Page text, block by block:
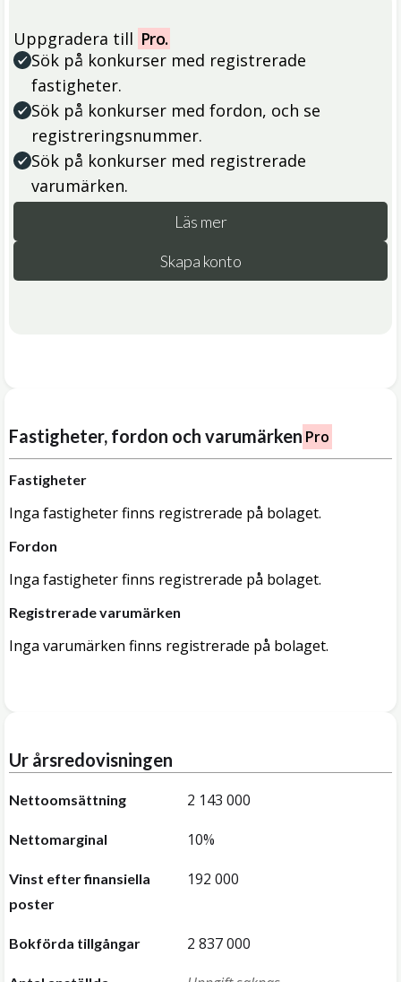
Uppgradera till Pro.
Sök på konkurser med registrerade
fastigheter.
Sök på konkurser med fordon, och se
registreringsnummer.
Sök på konkurser med registrerade
varumärken.
Läs mer
Skapa konto
Fastigheter, fordon och varumärken Pro
Fastigheter
Inga fastigheter finns registrerade på bolaget.
Fordon
Inga fastigheter finns registrerade på bolaget.
Registrerade varumärken
Inga varumärken finns registrerade på bolaget.
Ur årsredovisningen
Nettoomsättning 2 143 000
Nettomarginal 10%
Vinst efter finansiella
poster
192 000
Bokförda tillgångar 2 837 000